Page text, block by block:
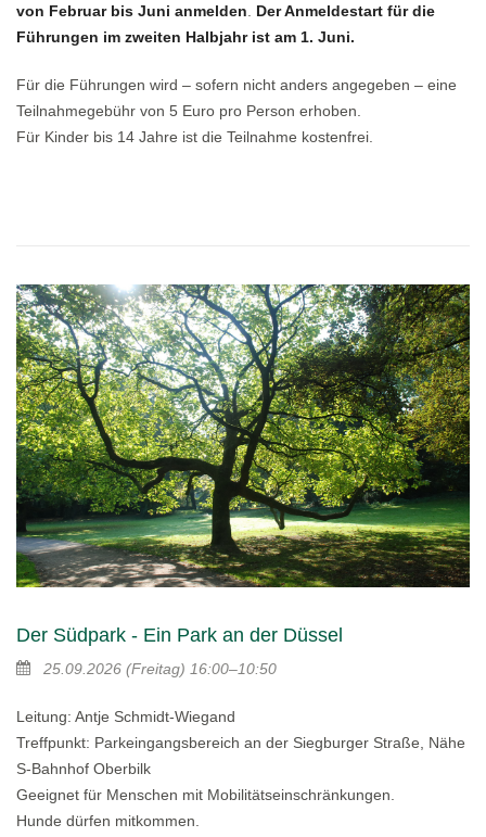
von Februar bis Juni anmelden
Der Anmeldestart für die
Führungen im zweiten Halbjahr ist am 1. Juni.
Für die Führungen wird – sofern nicht anders angegeben – eine
Teilnahmegebühr von 5 Euro pro Person erhoben.
Für Kinder bis 14 Jahre ist die Teilnahme kostenfrei.
Der Südpark - Ein Park an der Düssel
25.09.2026 (Freitag) 16:00–10:50
Leitung: Antje Schmidt-Wiegand
Treffpunkt: Parkeingangsbereich an der Siegburger Straße, Nähe
S-Bahnhof Oberbilk
Geeignet für Menschen mit Mobilitätseinschränkungen.
Hunde dürfen mitkommen.